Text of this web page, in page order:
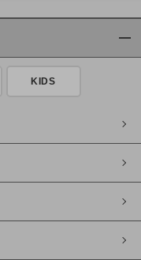
KIDS